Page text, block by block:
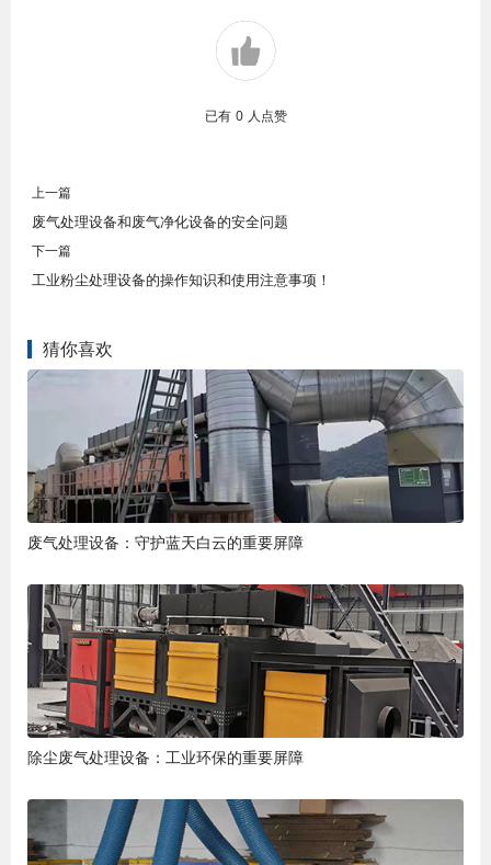
已有 0 人点赞
上一篇
废气处理设备和废气净化设备的安全问题
下一篇
工业粉尘处理设备​的操作知识和使用注意事项！
猜你喜欢
废气处理设备：守护蓝天白云的重要屏障
除尘废气处理设备：工业环保的重要屏障